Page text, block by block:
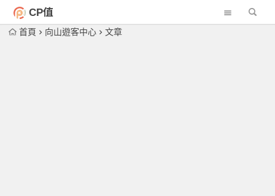
CP值
首頁 向山遊客中心 文章